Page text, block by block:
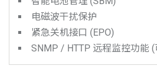
电磁波干扰保护
紧急关机接口 (EPO)
SNMP / HTTP 远程监控功能 (